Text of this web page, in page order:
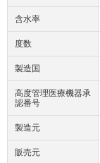
含水率
度数
製造国
高度管理医療機器承
認番号
製造元
販売元